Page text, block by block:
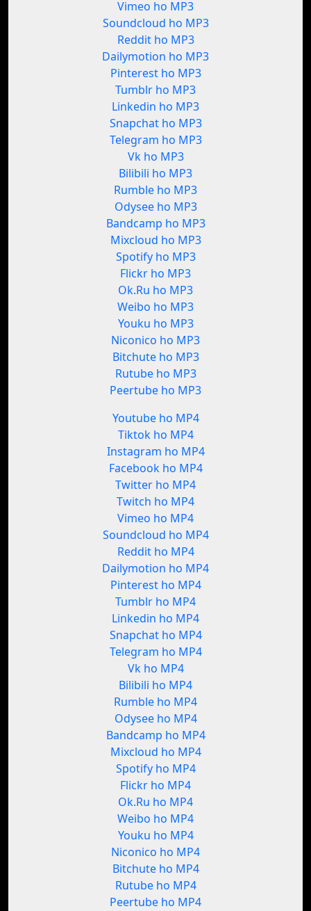
Vimeo ho MP3
Soundcloud ho MP3
Reddit ho MP3
Dailymotion ho MP3
Pinterest ho MP3
Tumblr ho MP3
Linkedin ho MP3
Snapchat ho MP3
Telegram ho MP3
Vk ho MP3
Bilibili ho MP3
Rumble ho MP3
Odysee ho MP3
Bandcamp ho MP3
Mixcloud ho MP3
Spotify ho MP3
Flickr ho MP3
Ok.Ru ho MP3
Weibo ho MP3
Youku ho MP3
Niconico ho MP3
Bitchute ho MP3
Rutube ho MP3
Peertube ho MP3
Youtube ho MP4
Tiktok ho MP4
Instagram ho MP4
Facebook ho MP4
Twitter ho MP4
Twitch ho MP4
Vimeo ho MP4
Soundcloud ho MP4
Reddit ho MP4
Dailymotion ho MP4
Pinterest ho MP4
Tumblr ho MP4
Linkedin ho MP4
Snapchat ho MP4
Telegram ho MP4
Vk ho MP4
Bilibili ho MP4
Rumble ho MP4
Odysee ho MP4
Bandcamp ho MP4
Mixcloud ho MP4
Spotify ho MP4
Flickr ho MP4
Ok.Ru ho MP4
Weibo ho MP4
Youku ho MP4
Niconico ho MP4
Bitchute ho MP4
Rutube ho MP4
Peertube ho MP4